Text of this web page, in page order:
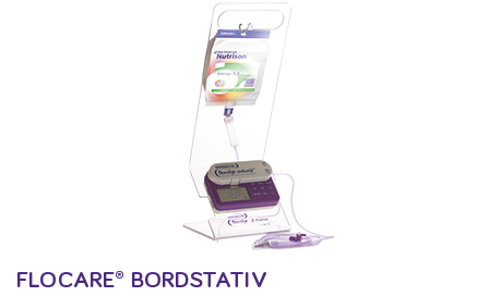
FLOCARE® BORDSTATIV